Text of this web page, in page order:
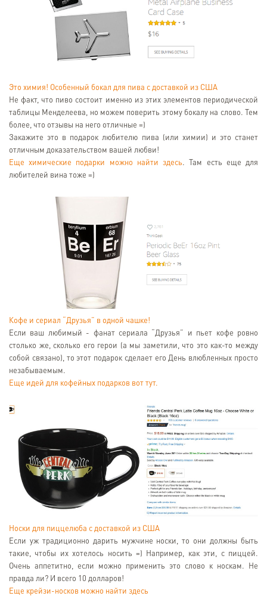
Это химия! Особенный бокал для пива с доставкой из США
Не факт, что пиво состоит именно из этих элементов периодической
таблицы Менделеева, но можем поверить этому бокалу на слово. Тем
более, что отзывы на него отличные =)
Закажите это в подарок любителю пива (или химии) и это станет
отличным доказательством вашей любви!
Еще химические подарки можно найти здесь. Там есть еще для
любителей вина тоже =)
Кофе и сериал “Друзья” в одной чашке!
Если ваш любимый - фанат сериала “Друзья” и пьет кофе ровно
столько же, сколько его герои (а мы заметили, что это как-то между
собой связано), то этот подарок сделает его День влюбленных просто
незабываемым.
Еще идей для кофейных подарков вот тут.
Носки для пиццелюба с доставкой из США
Если уж традиционно дарить мужчине носки, то они должны быть
такие, чтобы их хотелось носить =) Например, как эти, с пиццей.
Очень аппетитно, если можно применить это слово к носкам. Не
правда ли? И всего 10 долларов!
Еще крейзи-носков можно найти здесь